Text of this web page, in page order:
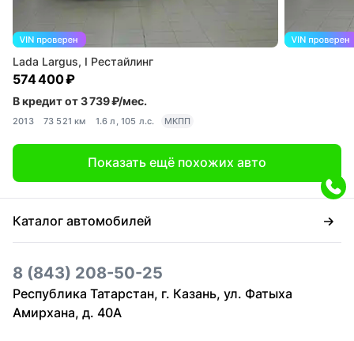
Lada Largus, I Рестайлинг
574 400 ₽
В кредит от 3 739 ₽/мес.
2013 73 521 км 1.6 л, 105 л.с. МКПП
Показать ещё похожих авто
Каталог автомобилей
8 (843) 208-50-25
Республика Татарстан, г. Казань, ул. Фатыха
Амирхана, д. 40А